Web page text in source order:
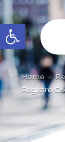
Abrir barra de
Home 9
Registro